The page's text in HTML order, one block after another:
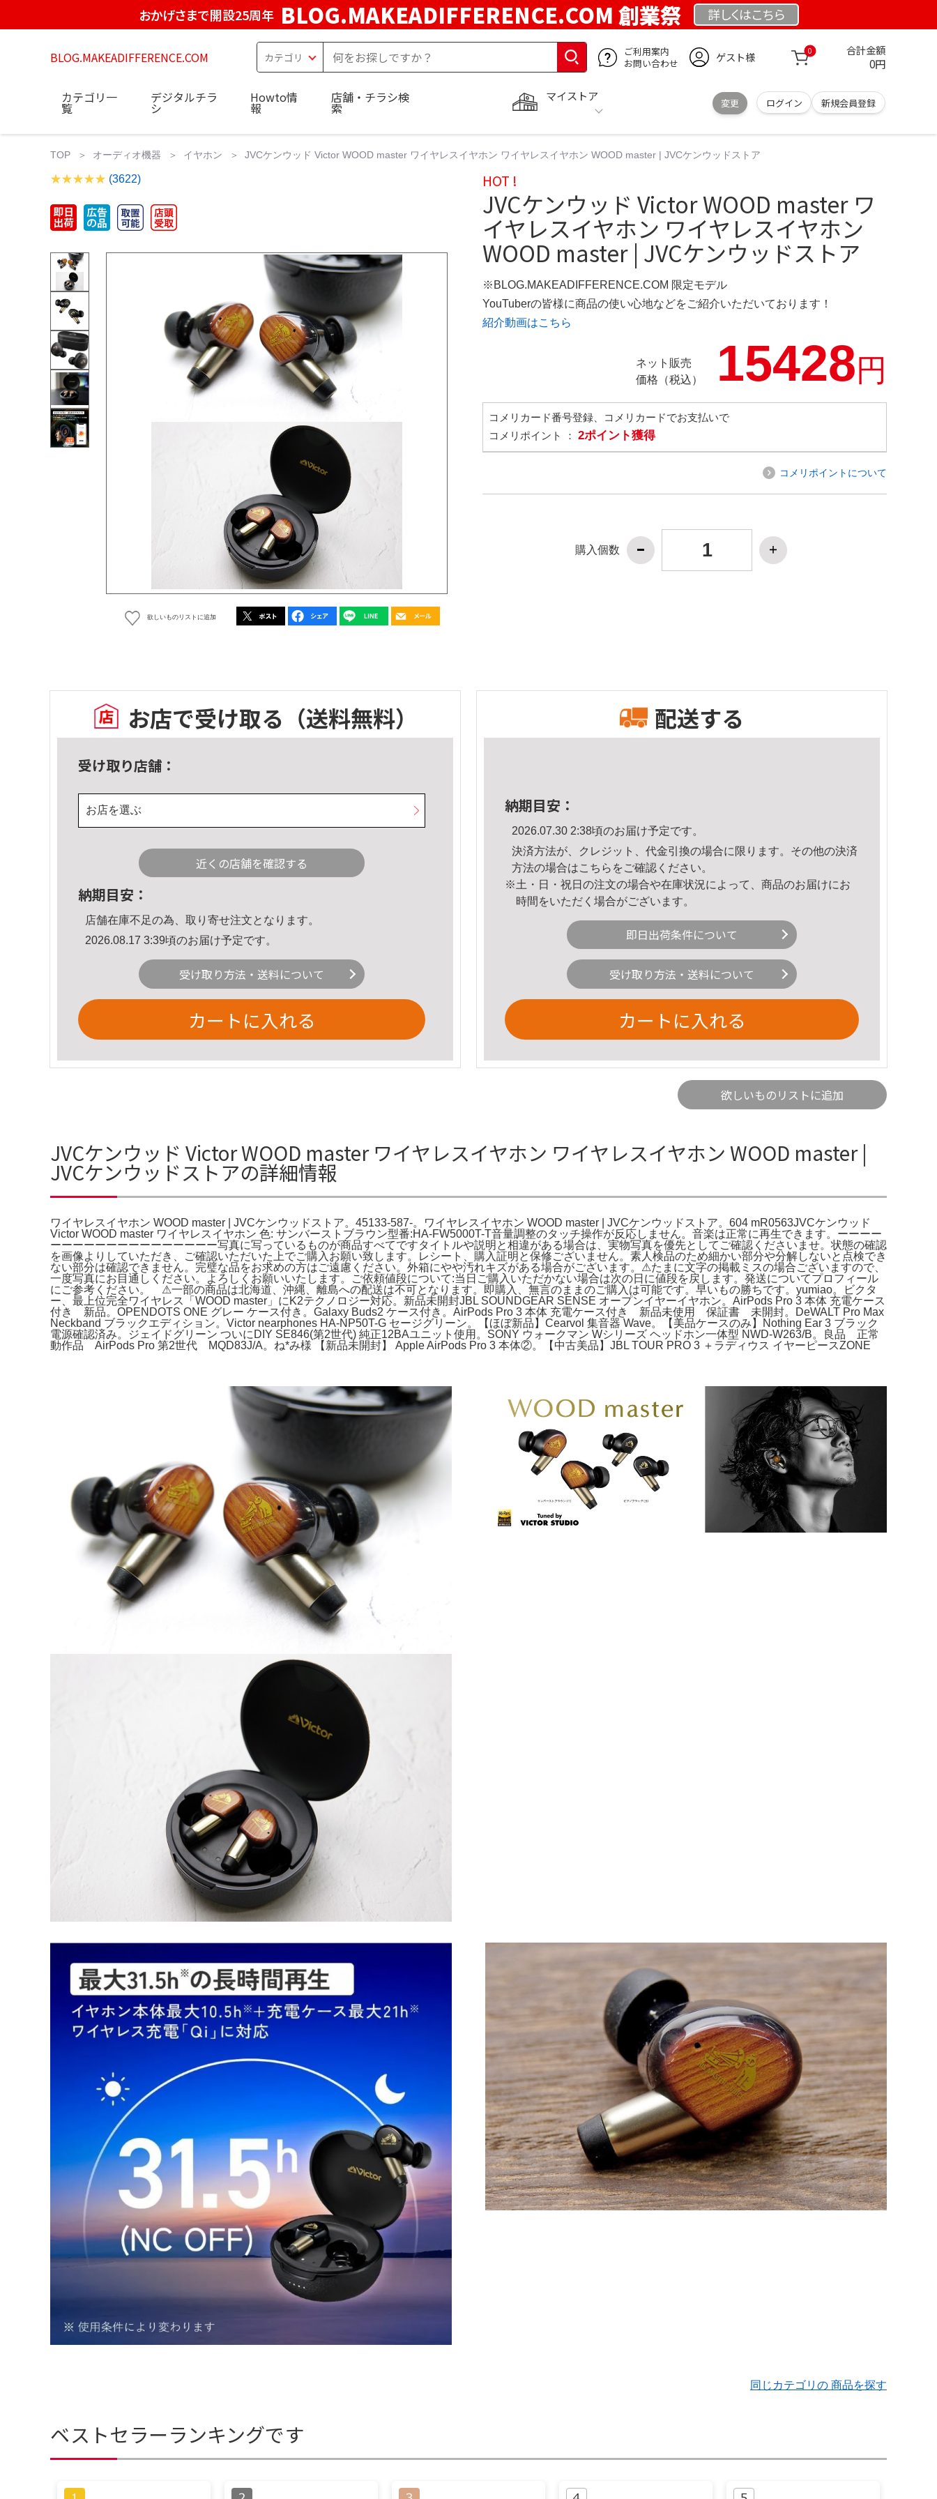
おかげさまで開設25周年 BLOG.MAKEADIFFERENCE.COM 創業祭 詳しくはこちら
BLOG.MAKEADIFFERENCE.COM
ご利用案内
お問い合わせ
ゲスト様 0 合計金額
0円
マイストア
変更 ログイン 新規会員登録
カテゴリ一
覧
デジタルチラ
シ
Howto情
報
店舗・チラシ検
索
TOP オーディオ機器 イヤホン JVCケンウッド Victor WOOD master ワイヤレスイヤホン ワイヤレスイヤホン WOOD master | JVCケンウッドストア
(3622)
欲しいものリストに追加
HOT !
JVCケンウッド Victor WOOD master ワ
イヤレスイヤホン ワイヤレスイヤホン
WOOD master | JVCケンウッドストア
※BLOG.MAKEADIFFERENCE.COM 限定モデル
YouTuberの皆様に商品の使い心地などをご紹介いただいております！
紹介動画はこちら
ネット販売
価格（税込）
15428円
コメリカード番号登録、コメリカードでお支払いで
コメリポイント ： 2ポイント獲得
コメリポイントについて
購入個数
お店で受け取る （送料無料）
受け取り店舗：
お店を選ぶ
近くの店舗を確認する
納期目安：
店舗在庫不足の為、取り寄せ注文となります。
2026.08.17 3:39頃のお届け予定です。
受け取り方法・送料について
カートに入れる
配送する
納期目安：
2026.07.30 2:38頃のお届け予定です。
決済方法が、クレジット、代金引換の場合に限ります。その他の決済
方法の場合はこちら をご確認ください。
※土・日・祝日の注文の場合や在庫状況によって、商品のお届けにお
時間をいただく場合がございます。
即日出荷条件について
受け取り方法・送料について
カートに入れる
欲しいものリストに追加
JVCケンウッド Victor WOOD master ワイヤレスイヤホン ワイヤレスイヤホン WOOD master |
JVCケンウッドストアの詳細情報
ワイヤレスイヤホン WOOD master | JVCケンウッドストア。45133-587-。ワイヤレスイヤホン WOOD master | JVCケンウッドストア。604 mR0563JVCケンウッド
Victor WOOD master ワイヤレスイヤホン 色: サンバーストブラウン型番:HA-FW5000T-T音量調整のタッチ操作が反応しません。音楽は正常に再生できます。ーーーー
ーーーーーーーーーーーーーーー写真に写っているものが商品すべてですタイトルや説明と相違がある場合は、実物写真を優先としてご確認くださいませ。状態の確認
を画像よりしていただき、ご確認いただいた上でご購入お願い致します。レシート、購入証明と保修ございません。素人検品のため細かい部分や分解しないと点検でき
ない部分は確認できません。完璧な品をお求めの方はご遠慮ください。外箱にやや汚れキズがある場合がございます。⚠︎たまに文字の掲載ミスの場合ございますので、
一度写真にお目通しください。よろしくお願いいたします。ご依頼値段について:当日ご購入いただかない場合は次の日に値段を戻します。発送についてプロフィール
にご参考ください。 ⚠︎一部の商品は北海道、沖縄、離島への配送は不可となります。即購入、無言のままのご購入は可能です。早いもの勝ちです。yumiao。ビクタ
ー、最上位完全ワイヤレス「WOOD master」にK2テクノロジー対応。新品未開封JBL SOUNDGEAR SENSE オープンイヤーイヤホン。AirPods Pro 3 本体 充電ケース
付き 新品。OPENDOTS ONE グレー ケース付き。Galaxy Buds2 ケース付き。AirPods Pro 3 本体 充電ケース付き 新品未使用 保証書 未開封。DeWALT Pro Max
Neckband ブラックエディション。Victor nearphones HA-NP50T-G セージグリーン。【ほぼ新品】Cearvol 集音器 Wave。【美品ケースのみ】Nothing Ear 3 ブラック
電源確認済み。ジェイドグリーン ついにDIY SE846(第2世代) 純正12BAユニット使用。SONY ウォークマン Wシリーズ ヘッドホン一体型 NWD-W263/B。良品 正常
動作品 AirPods Pro 第2世代 MQD83J/A。ね*み様 【新品未開封】 Apple AirPods Pro 3 本体②。【中古美品】JBL TOUR PRO 3 ＋ラディウス イヤーピースZONE
同じカテゴリの 商品を探す
ベストセラーランキングです